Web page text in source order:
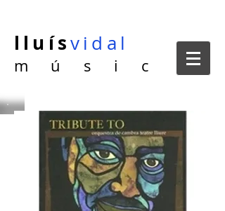
lluísvidal
m ú s i c